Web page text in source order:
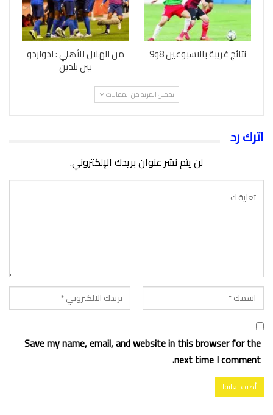
نتائج غريبة بالاسبوعين 8و9 من الهلال للأهلي : ادواردو
بين بلدين
تحميل المزيد من المقالات
اترك رد
لن يتم نشر عنوان بريدك الإلكتروني.
Save my name, email, and website in this browser for the
next time I comment.